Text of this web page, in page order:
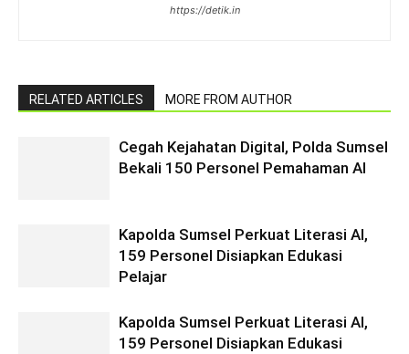
https://detik.in
RELATED ARTICLES MORE FROM AUTHOR
Cegah Kejahatan Digital, Polda Sumsel
Bekali 150 Personel Pemahaman AI
Kapolda Sumsel Perkuat Literasi AI,
159 Personel Disiapkan Edukasi
Pelajar
Kapolda Sumsel Perkuat Literasi AI,
159 Personel Disiapkan Edukasi